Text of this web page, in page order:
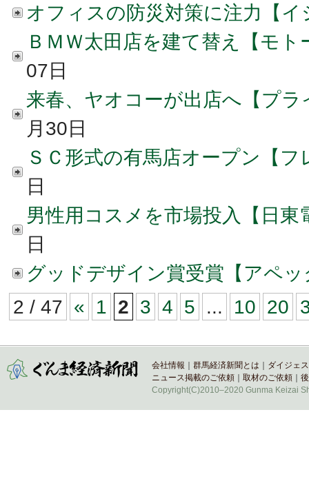
オフィスの防災対策に注力【イ
ＢＭＷ太田店を建て替え【モト
07日
来春、ヤオコーが出店へ【プ
月30日
ＳＣ形式の有馬店オープン【フ
日
男性用コスメを市場投入【日東
日
グッドデザイン賞受賞【アペッ
2 / 47 « 1 2 3 4 5 ... 10 20
会社情報 群馬経済新聞とは
ダイジェ
ニュース掲載のご依頼
取材のご依頼
Copyright(C)2010–2020 Gunma Keizai